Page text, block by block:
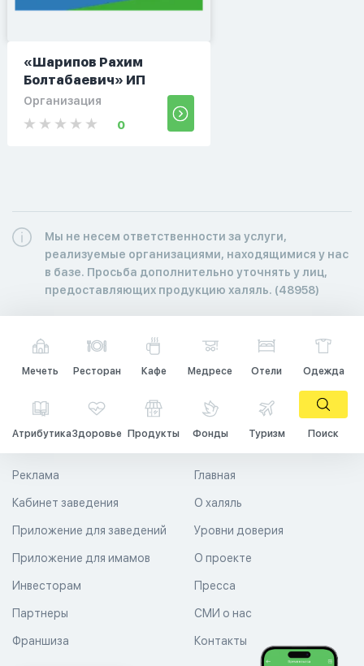
«Шарипов Рахим
Болтабаевич» ИП
Организация
0
Мы не несем ответственности за услуги,
реализуемые организациями, находящимися у нас
в базе. Просьба дополнительно уточнять у лиц,
предоставляющих продукцию халяль. (48958)
Мечеть Ресторан Кафе Медресе Отели Одежда
АтрибутикаЗдоровье Продукты Фонды Туризм Поиск
Главная
О халяль
Уровни доверия
Реклама
Кабинет заведения
Приложение для заведений
Приложение для имамов О проекте
Пресса
СМИ о нас
Контакты
Инвесторам
Партнеры
Франшиза